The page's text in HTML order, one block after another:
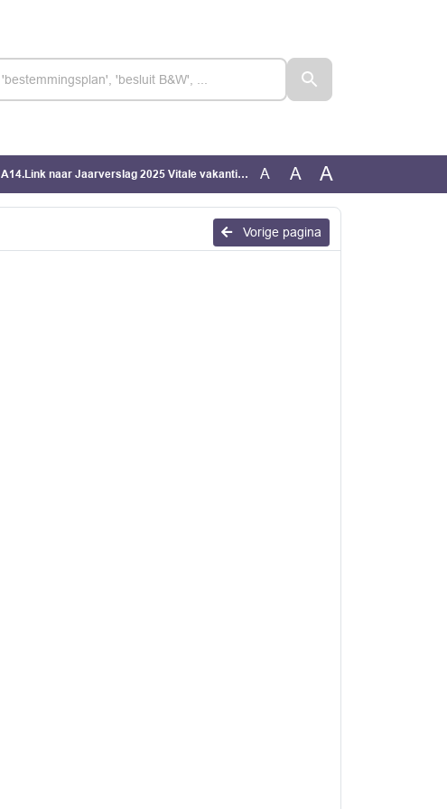
A14.Link naar Jaarverslag 2025 Vitale vakantieparken A A A
Vorige pagina